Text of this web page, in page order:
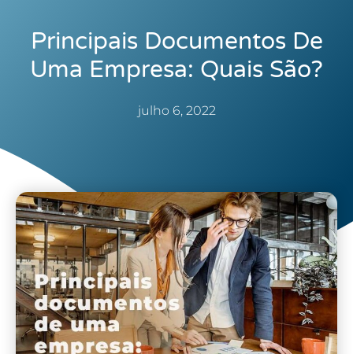
Principais Documentos De
Uma Empresa: Quais São?
julho 6, 2022